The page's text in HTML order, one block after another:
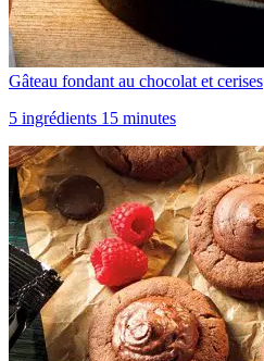
Gâteau fondant au chocolat et cerises
5 ingrédients 15 minutes